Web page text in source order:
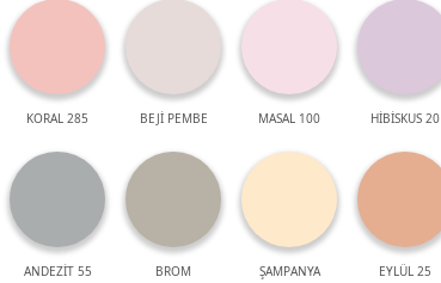
KORAL 285 BEJİ PEMBE MASAL 100 HİBİSKUS 20
ANDEZİT 55 BROM ŞAMPANYA EYLÜL 25